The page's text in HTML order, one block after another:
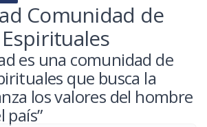
Comunidad de
es una comunidad de
que busca la
los valores del hombre
país”